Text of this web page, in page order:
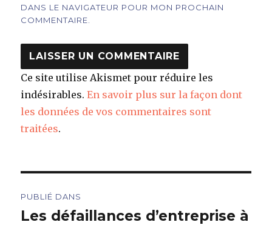
DANS LE NAVIGATEUR POUR MON PROCHAIN
COMMENTAIRE.
Ce site utilise Akismet pour réduire les
indésirables.En savoir plus sur la façon dont
les données de vos commentaires sont
traitées.
de
PUBLIÉ DANS
Les défaillances d’entreprise à